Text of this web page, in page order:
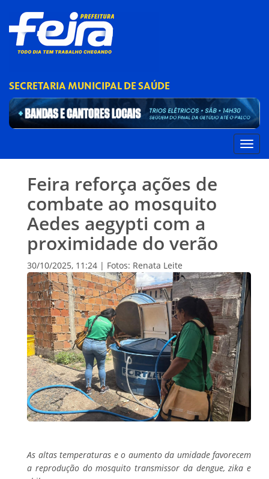
SECRETARIA MUNICIPAL DE SAÚDE
Feira reforça ações de
combate ao mosquito
Aedes aegypti com a
proximidade do verão
30/10/2025, 11:24 | Fotos: Renata Leite
As altas temperaturas e o aumento da umidade favorecem
a reprodução do mosquito transmissor da dengue, zika e